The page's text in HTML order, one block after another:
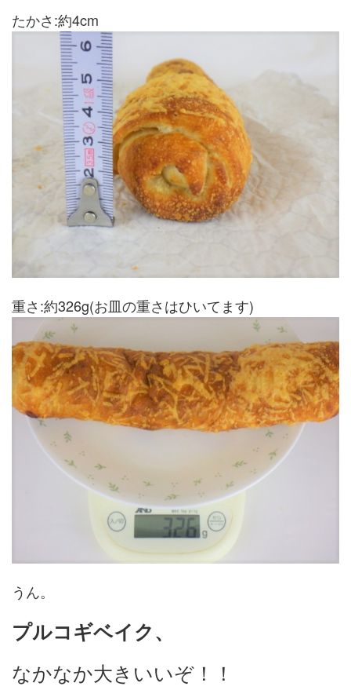
たかさ:約4cm
重さ:約326g(お皿の重さはひいてます)
うん。
プルコギベイク、
なかなか大きいいぞ！！